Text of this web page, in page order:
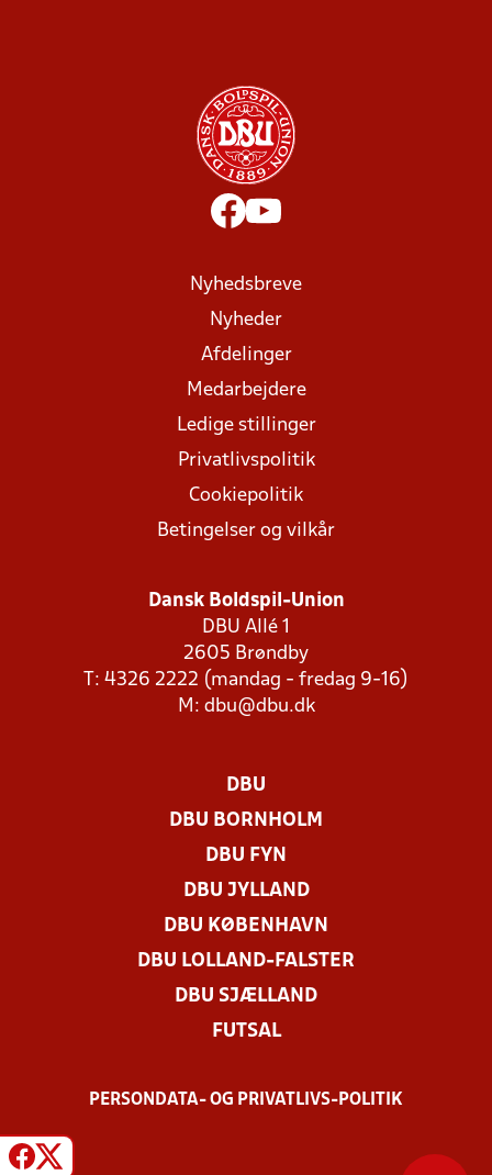
Nyhedsbreve
Nyheder
Afdelinger
Medarbejdere
Ledige stillinger
Privatlivspolitik
Cookiepolitik
Betingelser og vilkår
Dansk Boldspil-Union
DBU Allé 1
2605 Brøndby
T: 4326 2222 (mandag - fredag 9-16)
M: dbu@dbu.dk
DBU
DBU BORNHOLM
DBU FYN
DBU JYLLAND
DBU KØBENHAVN
DBU LOLLAND-FALSTER
DBU SJÆLLAND
FUTSAL
PERSONDATA- OG PRIVATLIVS-POLITIK